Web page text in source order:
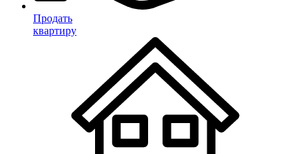
Продать
квартиру